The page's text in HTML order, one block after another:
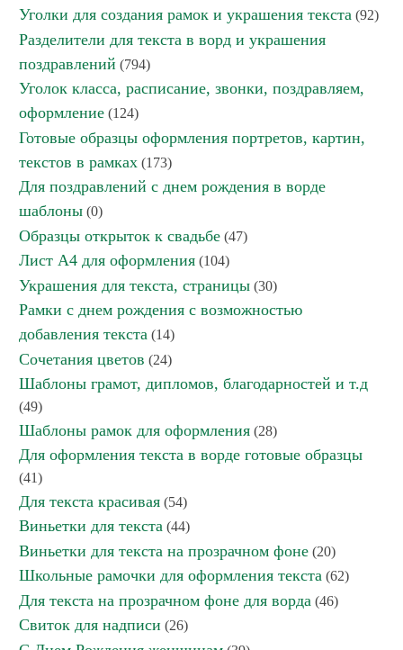
Уголки для создания рамок и украшения текста (92)
Разделители для текста в ворд и украшения
поздравлений (794)
Уголок класса, расписание, звонки, поздравляем,
оформление (124)
Готовые образцы оформления портретов, картин,
текстов в рамках (173)
Для поздравлений с днем рождения в ворде
шаблоны (0)
Образцы открыток к свадьбе (47)
Лист А4 для оформления (104)
Украшения для текста, страницы (30)
Рамки с днем рождения с возможностью
добавления текста (14)
Сочетания цветов (24)
Шаблоны грамот, дипломов, благодарностей и т.д
(49)
Шаблоны рамок для оформления (28)
Для оформления текста в ворде готовые образцы
(41)
Для текста красивая (54)
Виньетки для текста (44)
Виньетки для текста на прозрачном фоне (20)
Школьные рамочки для оформления текста (62)
Для текста на прозрачном фоне для ворда (46)
Свиток для надписи (26)